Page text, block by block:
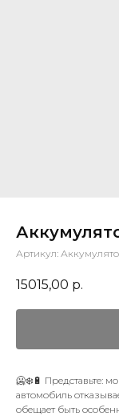
Артикул:
15015,00 р.
🥶❄️🔋 Представьте:
автомобиль
обещает быть